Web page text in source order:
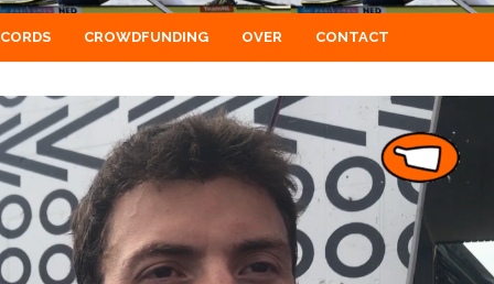
CROWDFUNDING OVER CONTACT